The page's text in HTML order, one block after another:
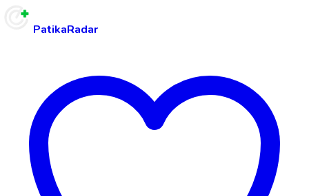
PatikaRadar